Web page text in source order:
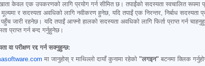
केवल एक उपकरणको लागि प्रयोग गर्न सीमित छ। तपाईंको सदस्यता स्वचालित रूपमा
र सदस्यता अवधिको लागि नवीकरण हुनेछ, यदि तपाईं एक निरन्तर, निर्बाध सदस्यता
जारी रहनेछ। यदि तपाईं आफ्नो हालको सदस्यता अवधिको लागि फिर्ता प्राप्त गर्न
प्राप्त गर्न बन्द गर्नुहुनेछ।
वा परीक्षण रद्द गर्न सक्नुहुन्छ:
मा जानुहोस् र माथिल्लो दायाँ कुनामा रहेको "लगइन" बटनमा क्लिक